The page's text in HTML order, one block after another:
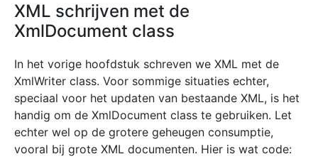
XML schrijven met de
XmlDocument class
In het vorige hoofdstuk schreven we XML met de
XmlWriter class. Voor sommige situaties echter,
speciaal voor het updaten van bestaande XML, is het
handig om de XmlDocument class te gebruiken. Let
echter wel op de grotere geheugen consumptie,
vooral bij grote XML documenten. Hier is wat code: